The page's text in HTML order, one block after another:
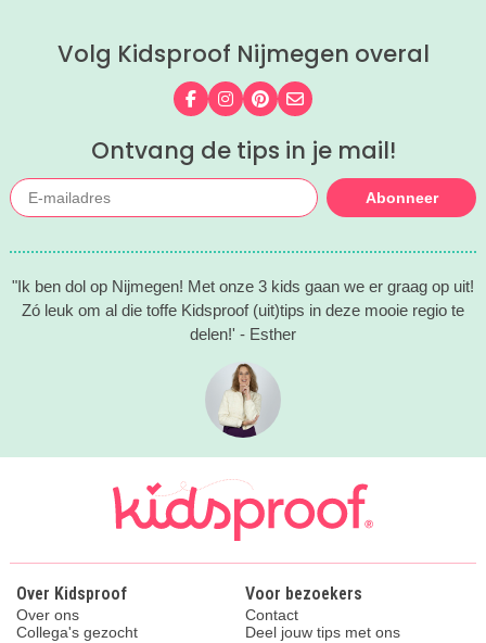
Volg Kidsproof Nijmegen overal
Volg ons op Facebook
Volg ons op Instagram
Volg ons op Pinterest
Mail ons
Ontvang de tips in je mail!
Abonneer
"Ik ben dol op Nijmegen! Met onze 3 kids gaan we er graag op uit!
Zó leuk om al die toffe Kidsproof (uit)tips in deze mooie regio te
delen!' - Esther
Over Kidsproof
Over ons
Collega's gezocht
Voor bezoekers
Contact
Deel jouw tips met ons